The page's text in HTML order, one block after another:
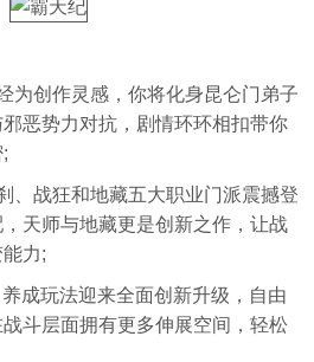
为创作灵感，你将化身昆仑门弟子
恶势力对抗，剧情环环相扣带你
、战狂和地藏五大职业门派震撼登
天师与地藏更是创新之作，让战
力;
成玩法迎来全面创新升级，自由
斗层面拥有更多伸展空间，轻松